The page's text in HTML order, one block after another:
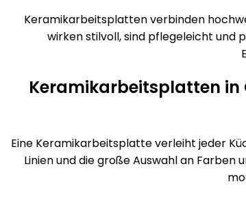
Keramikarbeitsplatten verbinden
wirken stilvoll, sind pflegeleicht und
Keramikarbeitsplatten in
Eine Keramikarbeitsplatte verleiht jeder
Linien und die große Auswahl an